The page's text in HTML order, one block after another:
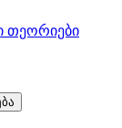
თეორიები